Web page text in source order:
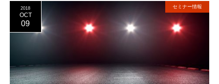
2018
OCT
09
セミナー情報